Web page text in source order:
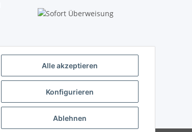
Alle akzeptieren
Konfigurieren
Ablehnen
Vertrag widerrufen